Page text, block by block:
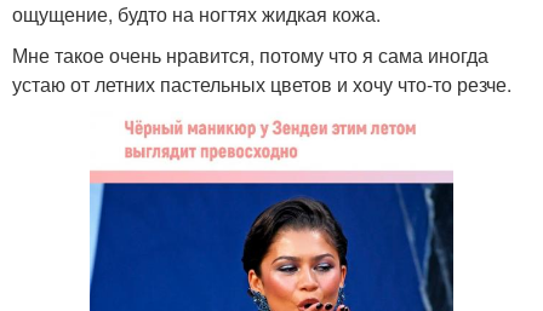
ощущение, будто на ногтях жидкая кожа.
Мне такое очень нравится, потому что я сама иногда
устаю от летних пастельных цветов и хочу что-то резче.